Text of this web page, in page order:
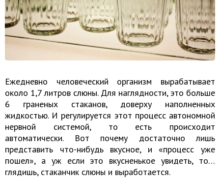
Ежедневно человеческий организм вырабатывает
около 1,7 литров слюны. Для наглядности, это больше
6 граненых стаканов, доверху наполненных
жидкостью. И регулируется этот процесс автономной
нервной системой, то есть происходит
автоматически. Вот почему достаточно лишь
представить что-нибудь вкусное, и «процесс уже
пошел», а уж если это вкусненькое увидеть, то…
глядишь, стаканчик слюны и выработается.